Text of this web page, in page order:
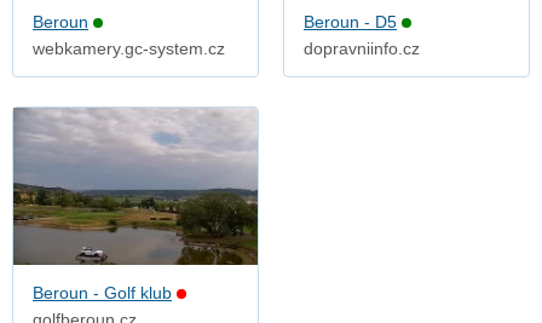
Beroun
webkamery.gc-system.cz
Beroun - D5
dopravniinfo.cz
Beroun - Golf klub